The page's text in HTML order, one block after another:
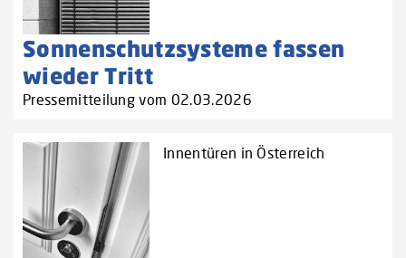
Sonnenschutzsysteme fassen
wieder Tritt
Pressemitteilung vom 02.03.2026
Innentüren in Österreich